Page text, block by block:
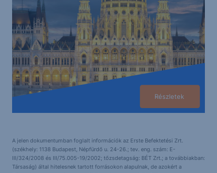
Részletek
A jelen dokumentumban foglalt információk az Erste Befektetési Zrt.
(székhely: 1138 Budapest, Népfürdő u. 24-26.; tev. eng. szám: E-
III/324/2008 és III/75.005-19/2002; tőzsdetagság: BÉT Zrt.; a továbbiakban:
Társaság) által hitelesnek tartott forrásokon alapulnak, de azokért a